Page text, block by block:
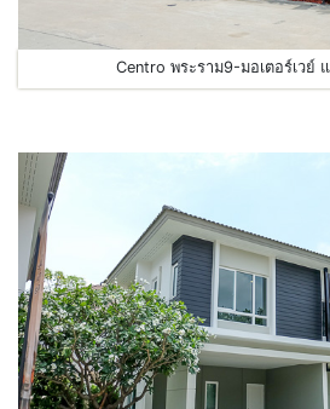
Centro พระราม9-มอเตอร์เวย์